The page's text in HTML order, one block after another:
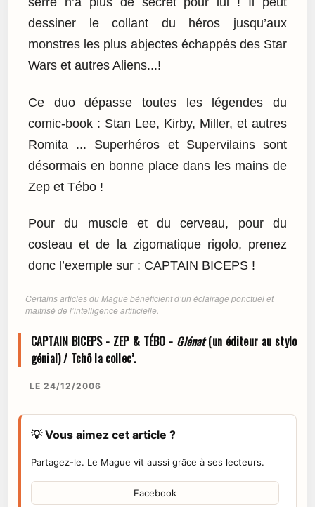
dessiner le collant du héros jusqu’aux
monstres les plus abjectes échappés des Star
Wars et autres Aliens...!
Ce duo dépasse toutes les légendes du
comic-book : Stan Lee, Kirby, Miller, et autres
Romita ... Superhéros et Supervilains sont
désormais en bonne place dans les mains de
Zep et Tébo !
Pour du muscle et du cerveau, pour du
costeau et de la zigomatique rigolo, prenez
donc l’exemple sur : CAPTAIN BICEPS !
Certains articles du Mague bénéficient d’un éclairage ponctuel et
maîtrisé de l’intelligence artificielle.
CAPTAIN BICEPS - ZEP & TÉBO - Glénat(un éditeur au stylo
génial) / Tchô la collec’.
LE 24/12/2006
💡 Vous aimez cet article ?
Partagez-le. Le Mague vit aussi grâce à ses lecteurs.
Facebook